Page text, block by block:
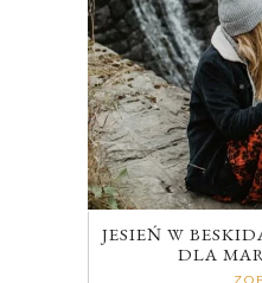
JESIEŃ W
DLA